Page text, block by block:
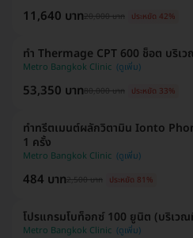
11,640 บาท20,000 บาท ประหยัด 42%
ทำ Thermage CPT 600 ช็อต บริเ
Metro Bangkok Clinic
53,350 บาท80,000 บาท ประหยัด 33%
ทำทรีตเมนต์ผลักวิตามิน Ionto
1 ครั้ง
Metro Bangkok Clinic
484 บาท2,500 บาท ประหยัด 81%
โปรแกรมโบท็อกซ์ 100 ยูนิต (บริเว
Metro Bangkok Clinic